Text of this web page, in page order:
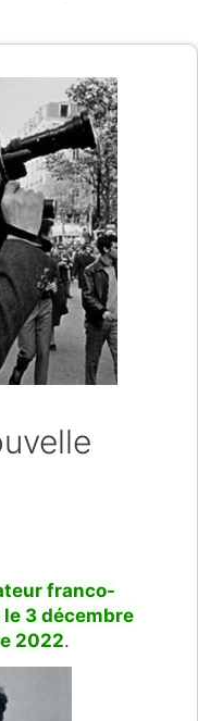
franco-
3 décembre
2022.